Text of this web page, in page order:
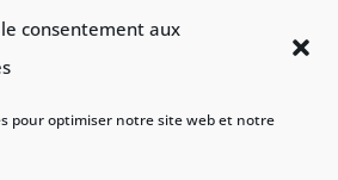
consentement aux
pour optimiser notre site web et notre